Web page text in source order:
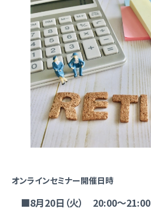
オンラインセミナー開催日時
■8月20日（火） 20:00～21:00